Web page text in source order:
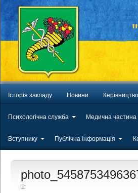
Історія закладу Новини Керівництво
Психологічна служба Медична частина
Вступнику Публічна інформація
20